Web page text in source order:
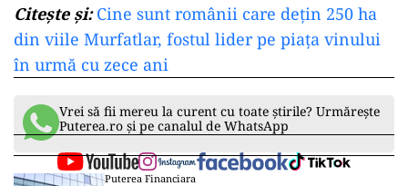
Citește și: Cine sunt românii care dețin 250 ha
din viile Murfatlar, fostul lider pe piața vinului
în urmă cu zece ani
Vrei să fii mereu la curent cu toate știrile? Urmărește
Puterea.ro și pe canalul de WhatsApp
Puterea Financiara